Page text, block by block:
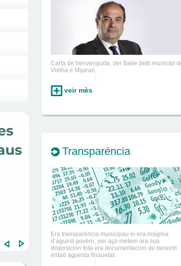
Carta de benvenguda, der Baile deth municipi
Vielha e Mijaran.
veir mès
Transparéncia
Era transparéncia municipau ei era insígnia
d’aguest govèrn, per açò metem ara sua
disposicion tota era documentacion de besonh
entad aguesta finauetat.